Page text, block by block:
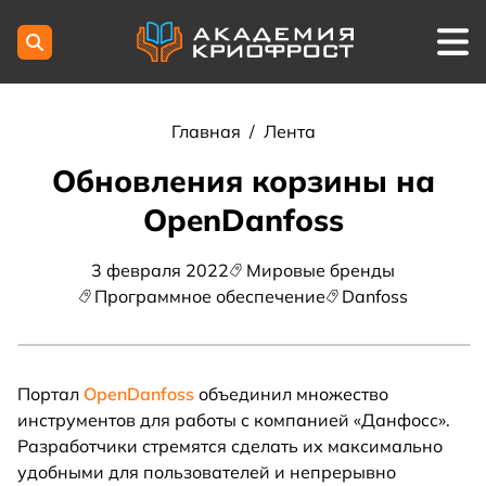
Главная / Лента
Обновления корзины на
OpenDanfoss
3 февраля 2022
Мировые бренды
Программное обеспечение
Danfoss
Портал OpenDanfoss объединил множество
инструментов для работы с компанией «Данфосс».
Разработчики стремятся сделать их максимально
удобными для пользователей и непрерывно